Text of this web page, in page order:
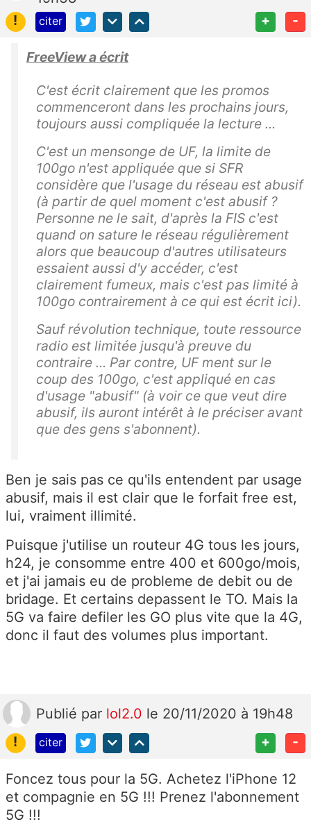
!
citer + -
FreeView a écrit
C'est écrit clairement que les promos
commenceront dans les prochains jours,
toujours aussi compliquée la lecture ...
C'est un mensonge de UF, la limite de
100go n'est appliquée que si SFR
considère que l'usage du réseau est abusif
(à partir de quel moment c'est abusif ?
Personne ne le sait, d'après la FIS c'est
quand on sature le réseau régulièrement
alors que beaucoup d'autres utilisateurs
essaient aussi d'y accéder, c'est
clairement fumeux, mais c'est pas limité à
100go contrairement à ce qui est écrit ici).
Sauf révolution technique, toute ressource
radio est limitée jusqu'à preuve du
contraire ... Par contre, UF ment sur le
coup des 100go, c'est appliqué en cas
d'usage "abusif" (à voir ce que veut dire
abusif, ils auront intérêt à le préciser avant
que des gens s'abonnent).
Ben je sais pas ce qu'ils entendent par usage
abusif, mais il est clair que le forfait free est,
lui, vraiment illimité.
Puisque j'utilise un routeur 4G tous les jours,
h24, je consomme entre 400 et 600go/mois,
et j'ai jamais eu de probleme de debit ou de
bridage. Et certains depassent le TO. Mais la
5G va faire defiler les GO plus vite que la 4G,
donc il faut des volumes plus important.
Publié par lol2.0 le 20/11/2020 à 19h48
!
citer + -
Foncez tous pour la 5G. Achetez l'iPhone 12
et compagnie en 5G !!! Prenez l'abonnement
5G !!!